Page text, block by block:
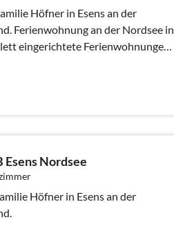
Höfner in Esens an der
Ferienwohnung an der Nordsee in
eingerichtete Ferienwohnungen
Esens Nordsee
in Esens an der